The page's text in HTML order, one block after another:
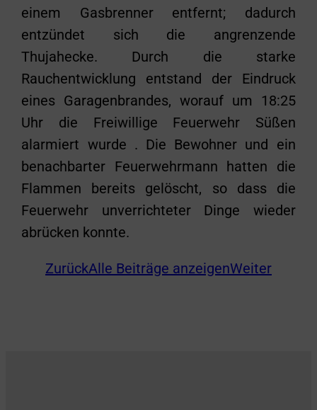
einem Gasbrenner entfernt; dadurch
entzündet sich die angrenzende
Thujahecke. Durch die starke
Rauchentwicklung entstand der Eindruck
eines Garagenbrandes, worauf um 18:25
Uhr die Freiwillige Feuerwehr Süßen
alarmiert wurde . Die Bewohner und ein
benachbarter Feuerwehrmann hatten die
Flammen bereits gelöscht, so dass die
Feuerwehr unverrichteter Dinge wieder
abrücken konnte.
ZurückAlle Beiträge anzeigenWeiter